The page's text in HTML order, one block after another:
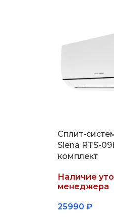
Сплит-
Siena RTS-
комплект
Наличие
менеджера
25990 ₽